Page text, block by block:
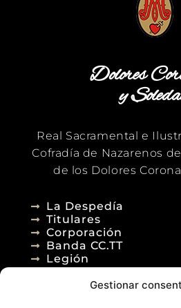
Gestionar
Dolores
y
Real Sacramental e
Cofradía de Nazarenos
de los Dolores
La Despedía
Titulares
Corporación
Banda CC.TT
Legión
Agenda